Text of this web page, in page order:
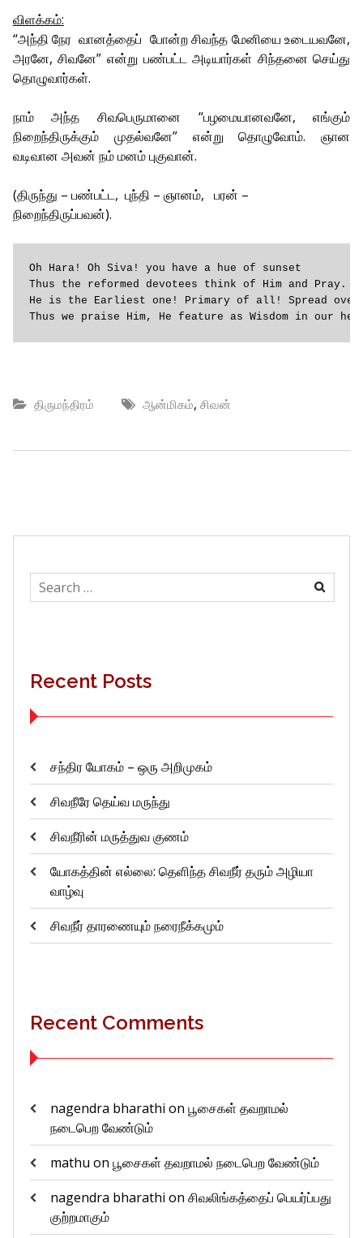
விளக்கம்:
“அந்தி நேர வானத்தைப் போன்ற சிவந்த மேனியை உடையவனே,
அரனே, சிவனே” என்று பண்பட்ட அடியார்கள் சிந்தனை செய்து
தொழுவார்கள்.
நாம் அந்த சிவபெருமானை “பழமையானவனே, எங்கும்
நிறைந்திருக்கும் முதல்வனே” என்று தொழுவோம். ஞான
வடிவான அவன் நம் மனம் புகுவான்.
(திருந்து – பண்பட்ட, புந்தி – ஞானம், பரன் –
நிறைந்திருப்பவன்).
Oh Hara! Oh Siva! you have a hue of sunset
Thus the reformed devotees think of Him and Pray.
He is the Earliest one! Primary of all! Spread
Thus we praise Him, He feature as Wisdom in our
திருமந்திரம் ஆன்மிகம், சிவன்
Search
for:
Recent Posts
சந்திர யோகம் – ஒரு அறிமுகம்
சிவநீரே தெய்வ மருந்து
சிவநீரின் மருத்துவ குணம்
யோகத்தின் எல்லை: தெளிந்த சிவநீர் தரும் அழியா
வாழ்வு
சிவநீர் தாரணையும் நரைநீக்கமும்
Recent Comments
nagendra bharathi on பூசைகள் தவறாமல்
நடைபெற வேண்டும்
mathu on பூசைகள் தவறாமல் நடைபெற வேண்டும்
nagendra bharathi on சிவலிங்கத்தைப் பெயர்ப்பது
குற்றமாகும்